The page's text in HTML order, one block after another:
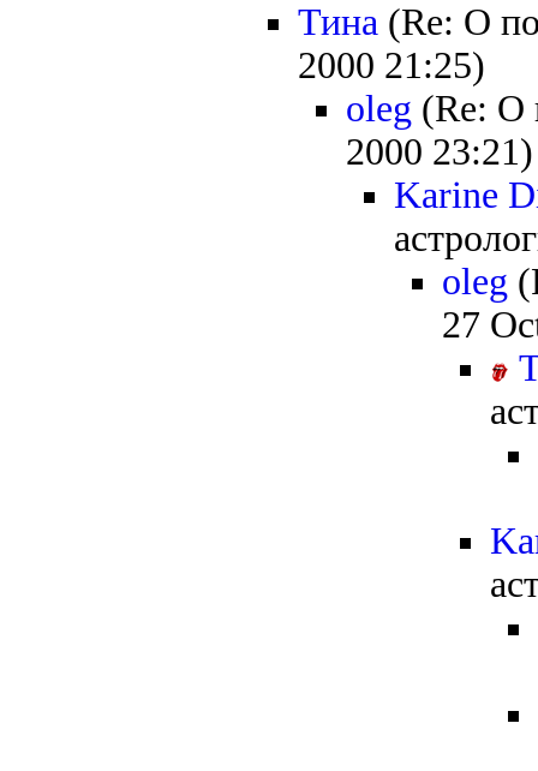
Тина (Re: О
2000 21:25)
oleg (Re: О
2000 23:21)
Karine
oleg
27